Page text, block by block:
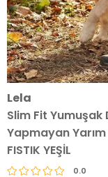
Lela
Slim Fit
Yapmayan
FISTIK YEŞİL
0.0